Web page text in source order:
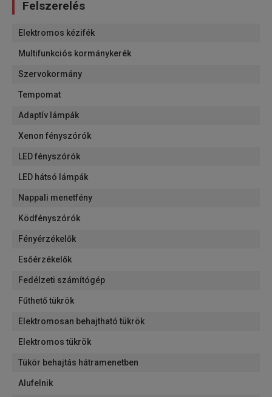
Felszerelés
Elektromos kézifék
Multifunkciós kormánykerék
Szervokormány
Tempomat
Adaptív lámpák
Xenon fényszórók
LED fényszórók
LED hátsó lámpák
Nappali menetfény
Ködfényszórók
Fényérzékelők
Esőérzékelők
Fedélzeti számítógép
Fűthető tükrök
Elektromosan behajtható tükrök
Elektromos tükrök
Tükör behajtás hátramenetben
Alufelnik